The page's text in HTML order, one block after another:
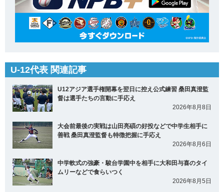
U-12代表 関連記事
U12アジア選手権開幕を翌日に控え公式練習 桑田真澄監
督は選手たちの言動に手応え
2026年8月8日
大会前最後の実戦は山田亮碩の好投などで中学生相手に
善戦 桑田真澄監督も特徴把握に手応え
2026年8月6日
中学軟式の強豪・駿台学園中を相手に大和田与喜のタイ
ムリーなどで食らいつく
2026年8月5日